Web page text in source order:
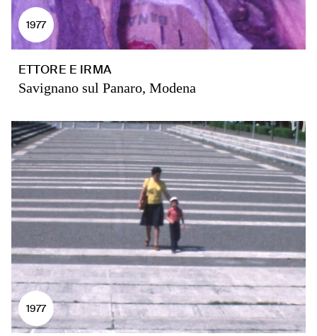
1977
ETTORE E IRMA
Savignano sul Panaro, Modena
1977